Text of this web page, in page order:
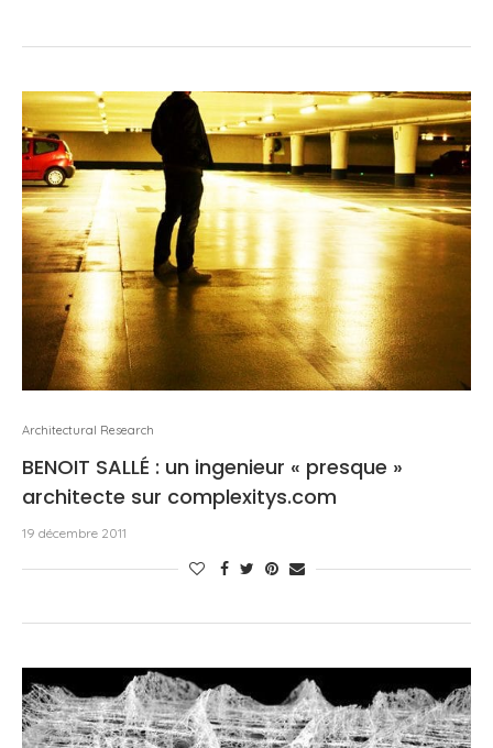
Architectural Research
BENOIT SALLÉ : un ingenieur « presque »
architecte sur complexitys.com
19 décembre 2011